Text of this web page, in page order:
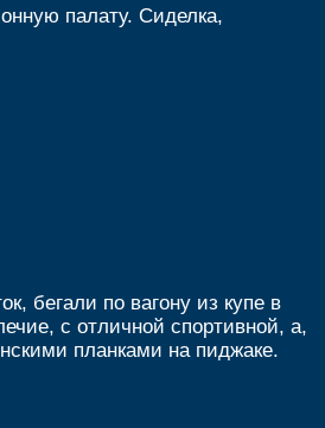
палату. Сиделка,
бегали по вагону из купе в
с отличной спортивной, а,
планками на пиджаке.